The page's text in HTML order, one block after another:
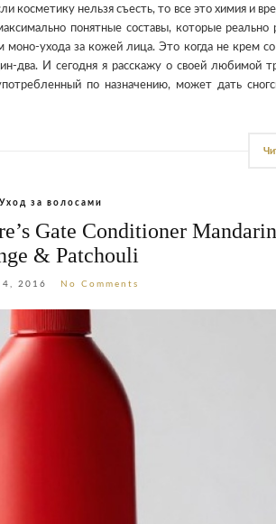
косметику нельзя съесть, то все это химия и
понятные составы, которые реально
моно-ухода за кожей лица. Это когда не крем
два. И сегодня я расскажу о своей любимой
по назначению, может дать
Уход за волосами
Gate Conditioner Mandarin
& Patchouli
4, 2016 No Comments